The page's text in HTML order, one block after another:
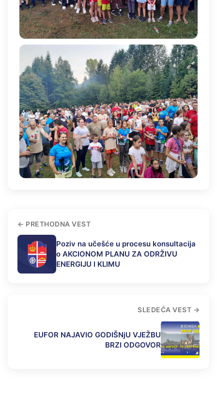
PRETHODNA VEST
Poziv na učešće u procesu konsultacija
o AKCIONOM PLANU ZA ODRŽIVU
ENERGIJU I KLIMU
SLEDEĆA VEST
EUFOR NAJAVIO GODIŠNjU VJEŽBU
BRZI ODGOVOR